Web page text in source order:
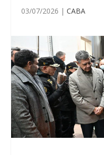
03/07/2026 |CABA